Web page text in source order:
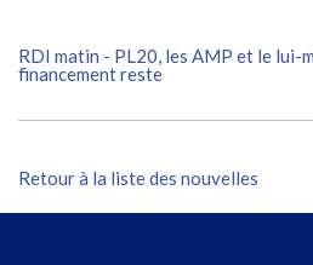
RDI matin - PL20, les AMP et le lui-
financement reste
Retour à la liste des nouvelles